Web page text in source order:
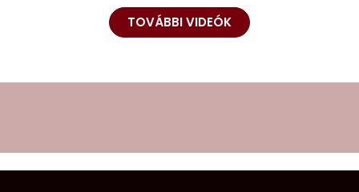
TOVÁBBI VIDEÓK